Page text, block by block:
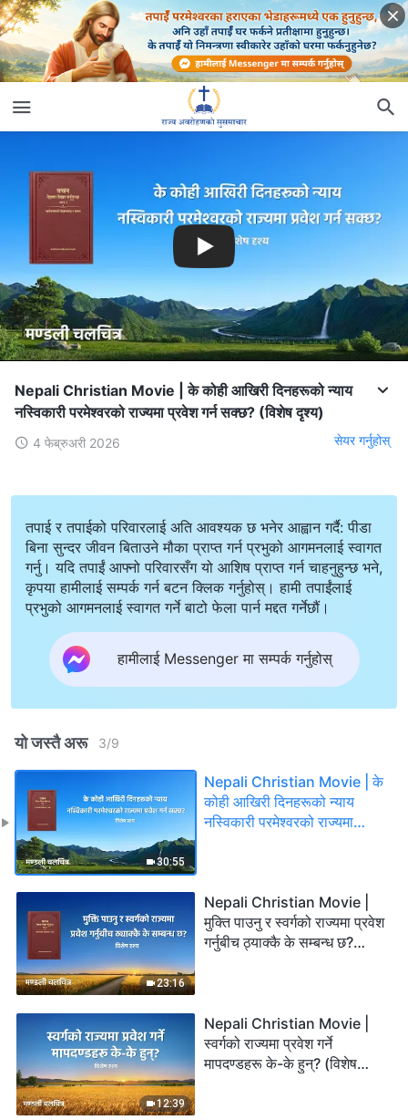
Nepali Christian Movie | के कोही आखिरी दिनहरूको न्याय
नस्विकारी परमेश्‍वरको राज्यमा प्रवेश गर्न सक्छ? (विशेष दृश्य)
4 फेब्रुअरी 2026 सेयर गर्नुहोस्
तपाई र तपाईको परिवारलाई अति आवश्यक छ भनेर आह्वान गर्दै: पीडा
बिना सुन्दर जीवन बिताउने मौका प्राप्त गर्न प्रभुको आगमनलाई स्वागत
गर्नु। यदि तपाईं आफ्नो परिवारसँग यो आशिष प्राप्त गर्न चाहनुहुन्छ भने,
कृपया हामीलाई सम्पर्क गर्न बटन क्लिक गर्नुहोस्। हामी तपाईंलाई
प्रभुको आगमनलाई स्वागत गर्ने बाटो फेला पार्न मद्दत गर्नेछौं।
हामीलाई Messenger मा सम्पर्क गर्नुहोस्
यो जस्तै अरू 3/9
30:55
Nepali Christian Movie | के
कोही आखिरी दिनहरूको न्याय
नस्विकारी परमेश्‍वरको राज्यमा
23:16
Nepali Christian Movie |
मुक्ति पाउनु र स्वर्गको राज्यमा प्रवेश
गर्नुबीच ठ्याक्कै के सम्बन्ध छ?
12:39
Nepali Christian Movie |
स्वर्गको राज्यमा प्रवेश गर्ने
मापदण्डहरू के-के हुन्? (विशेष